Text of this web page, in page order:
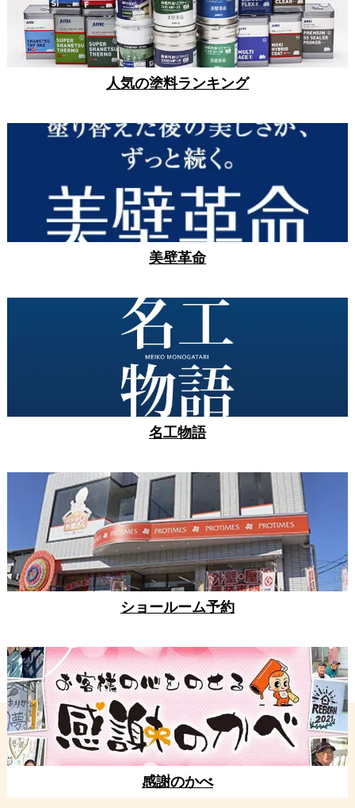
人気の塗料ランキング
美壁革命
名工物語
ショールーム予約
感謝のかべ